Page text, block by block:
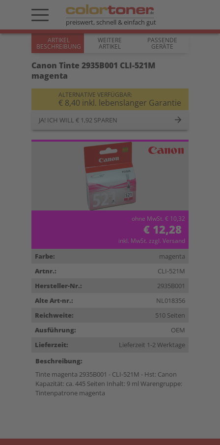
preiswert, schnell & einfach gut
ARTIKEL
BESCHREIBUNG
WEITERE
ARTIKEL
PASSENDE
GERÄTE
Canon Tinte 2935B001 CLI-521M
magenta
ALTERNATIVE VERFÜGBAR:
€ 8,40 inkl. lebenslanger Garantie
JA! ICH WILL € 1,92 SPAREN
ohne MwSt. € 10,32
€ 12,28
inkl. MwSt. zzgl. Versand
Farbe:
magenta
Artnr.:
CLI-521M
Hersteller-Nr.:
2935B001
Alte Art-nr.:
NL018356
Reichweite:
510 Seiten
Ausführung:
OEM
Lieferzeit:
Lieferzeit 1-2 Werktage
Beschreibung:
Tinte magenta 2935B001 - CLI-521M - Hst: Canon
Kapazität: ca. 445 Seiten Inhalt: 9 ml Warengruppe:
Tintenpatrone magenta